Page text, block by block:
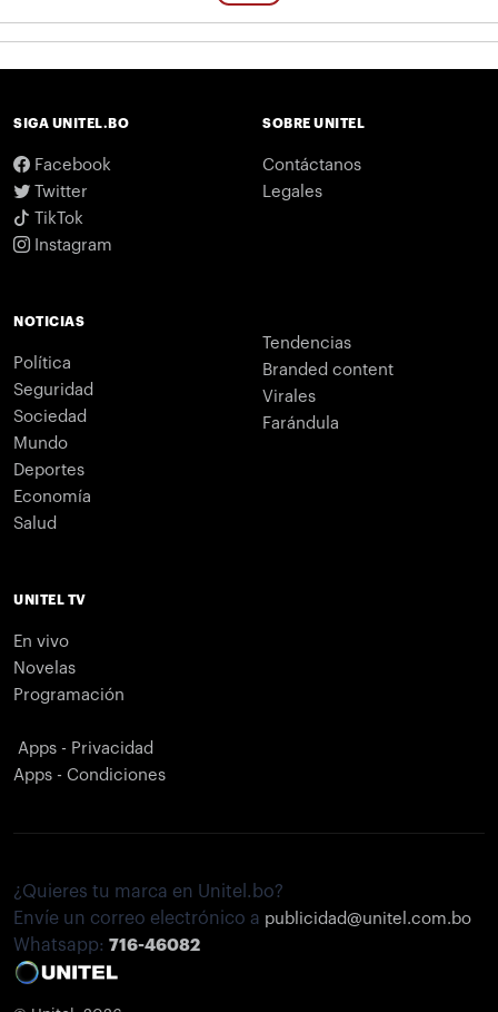
SIGA UNITEL.BO
Facebook
Twitter
TikTok
Instagram
SOBRE UNITEL
Contáctanos
Legales
NOTICIAS
Política
Seguridad
Sociedad
Mundo
Deportes
Economía
Salud
Tendencias
Branded content
Virales
Farándula
UNITEL TV
En vivo
Novelas
Programación
Apps - Privacidad
Apps - Condiciones
¿Quieres tu marca en Unitel.bo?
Envíe un correo electrónico a publicidad@unitel.com.bo
Whatsapp: 716-46082